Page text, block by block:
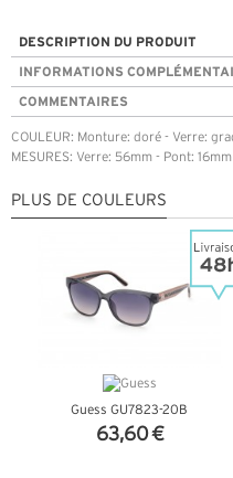
DESCRIPTION DU PRODUIT
INFORMATIONS
COMMENTAIRES
COULEUR: Monture: doré - Verre:
MESURES: Verre: 56mm - Pont:
PLUS DE COULEURS
Guess GU7823-20B
63,60 €